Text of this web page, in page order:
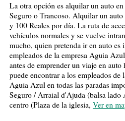
La otra opción es alquilar un auto
Seguro o Trancoso. Alquilar un
y 100 Reales por día. La ruta de
vehículos normales y se vuelve
mucho, quien pretenda ir en auto es
empleados de la empresa Aguia
antes de emprender un viaje en auto
puede encontrar a los empleados de
Aguia Azul en todas las paradas
Seguro / Arraial d'Ajuda (balsa
centro (Plaza de la iglesia, Ver en